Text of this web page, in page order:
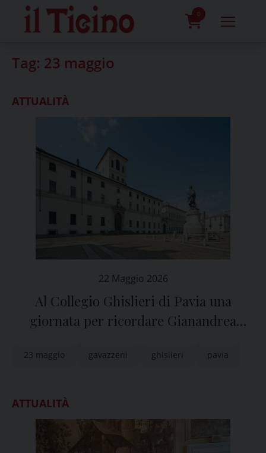
content
0
Tag: 23 maggio
ATTUALITÀ
22 Maggio 2026
Al Collegio Ghislieri di Pavia una
giornata per ricordare Gianandrea
23 maggio gavazzeni ghislieri pavia
ATTUALITÀ